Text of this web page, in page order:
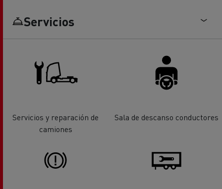
Servicios
Servicios y reparación de
camiones
Sala de descanso conductores